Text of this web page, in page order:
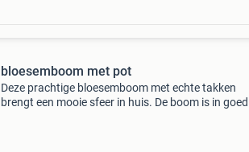
bloesemboom met pot
Deze prachtige bloesemboom met echte takken
brengt een mooie sfeer in huis. De boom is in